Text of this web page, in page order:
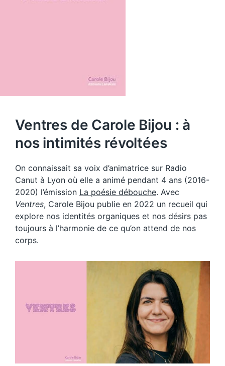
Ventres de Carole Bijou : à
nos intimités révoltées
On connaissait sa voix d’animatrice sur Radio
Canut à Lyon où elle a animé pendant 4 ans (2016-
2020) l’émission La poésie débouche. Avec
Ventres, Carole Bijou publie en 2022 un recueil qui
explore nos identités organiques et nos désirs pas
toujours à l’harmonie de ce qu’on attend de nos
corps.